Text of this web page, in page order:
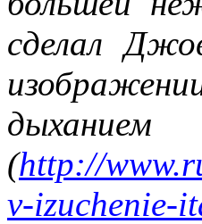
сделал
(http://
v-izuchenie-